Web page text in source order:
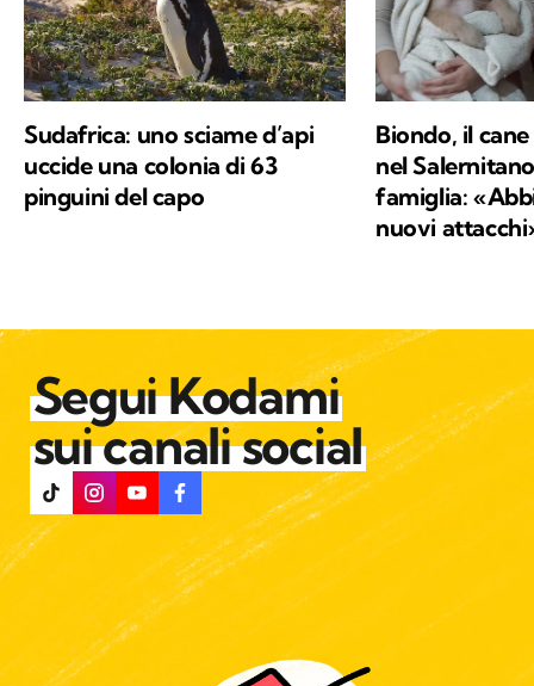
essere parte di una ritrovata armonia uomo-
natura, per il bene e la salvaguardia di ogni
specie.
Sudafrica: uno sciame d’api
uccide una colonia di 63
pinguini del capo
Biondo, il
nel
famiglia:
nuovi
Segui Kodami
sui canali social